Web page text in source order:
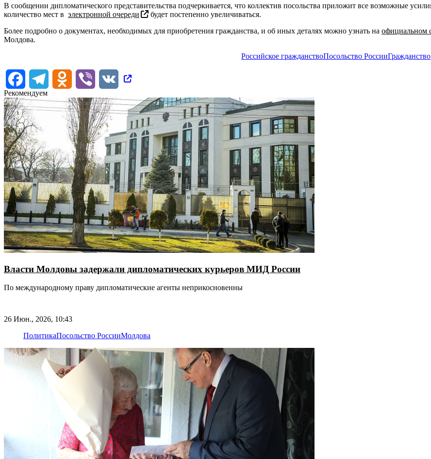
В сообщении дипломатического представительства подчеркивается, что коллектив посольства приложит все возможные
количество мест в электронной очереди
будет постепенно увеличиваться.
Более подробно о документах, необходимых для приобретения гражданства, и об иных деталях можно узнать на официальном
Молдова.
Российское гражданствоПосольство РоссииГражданство
FacebookTelegram Odnoklassniki
Viber
VK
Рекомендуем
Власти Молдовы задержали дипломатических курьеров МИД России
По международному праву дипломатические агенты неприкосновенны
26 Июн., 2026, 10:43
ПолитикаПосольство РоссииМолдова